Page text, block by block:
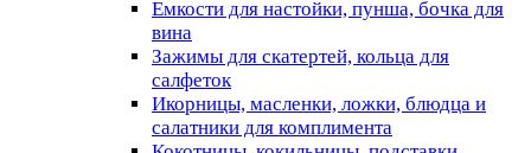
Емкости для настойки, пунша, бочка для
вина
Зажимы для скатертей, кольца для
салфеток
Икорницы, масленки, ложки, блюдца и
салатники для комплимента